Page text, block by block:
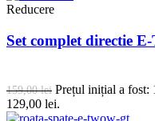
Reducere
Set complet directie
159,00lei Prețul inițial a fost:
129,00 lei.